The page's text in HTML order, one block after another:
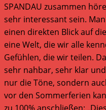
SPANDAU zusammen
sehr interessant sein.
einen direkten Blick auf
eine Welt, die wir alle
Gefühlen, die wir teilen.
sehr nahbar, sehr klar
nur die Töne, sondern
vor den Sommerferien